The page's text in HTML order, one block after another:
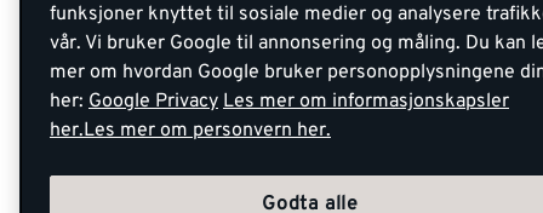
funksjoner knyttet til sosiale medier og analysere
vår. Vi bruker Google til annonsering og måling. Du kan
mer om hvordan Google bruker personopplysningene
her: Google Privacy Les mer om informasjonskapsler
her.Les mer om personvern her.
Godta alle